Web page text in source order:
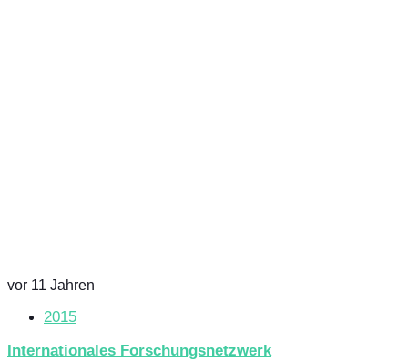
vor 11 Jahren
2015
Internationales Forschungsnetzwerk